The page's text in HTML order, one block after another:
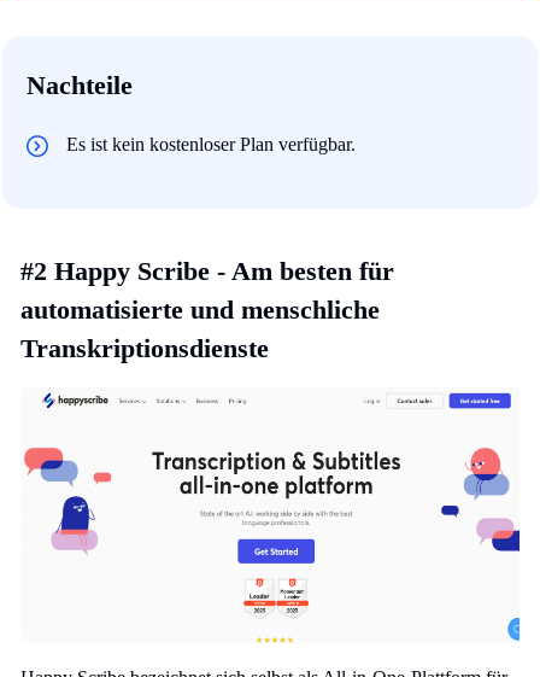
Nachteile
Es ist kein kostenloser Plan verfügbar.
#2 Happy Scribe - Am besten für
automatisierte und menschliche
Transkriptionsdienste